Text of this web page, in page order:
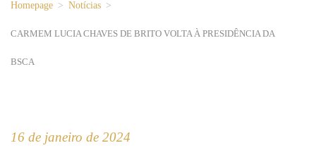
Homepage > Notícias >
CARMEM LUCIA CHAVES DE BRITO VOLTA À PRESIDÊNCIA DA
BSCA
16 de janeiro de 2024